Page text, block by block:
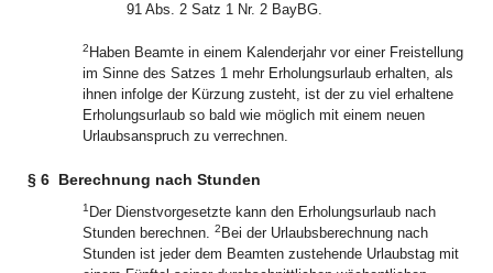
91 Abs. 2 Satz 1 Nr. 2 BayBG.
2 Haben Beamte in einem Kalenderjahr vor einer Freistellung
im Sinne des Satzes 1 mehr Erholungsurlaub erhalten, als
ihnen infolge der Kürzung zusteht, ist der zu viel erhaltene
Erholungsurlaub so bald wie möglich mit einem neuen
Urlaubsanspruch zu verrechnen.
§ 6 Berechnung nach Stunden
1 Der Dienstvorgesetzte kann den Erholungsurlaub nach
Stunden berechnen. 2 Bei der Urlaubsberechnung nach
Stunden ist jeder dem Beamten zustehende Urlaubstag mit